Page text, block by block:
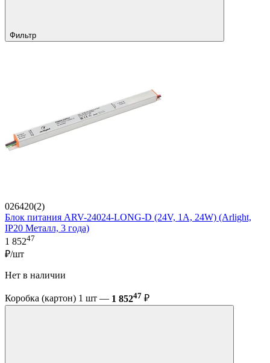
Фильтр
026420(2)
Блок питания ARV-24024-LONG-D (24V, 1A, 24W) (Arlight,
IP20 Металл, 3 года)
1 85247
₽/шт
Нет в наличии
Коробка (картон) 1 шт — 1 85247 ₽